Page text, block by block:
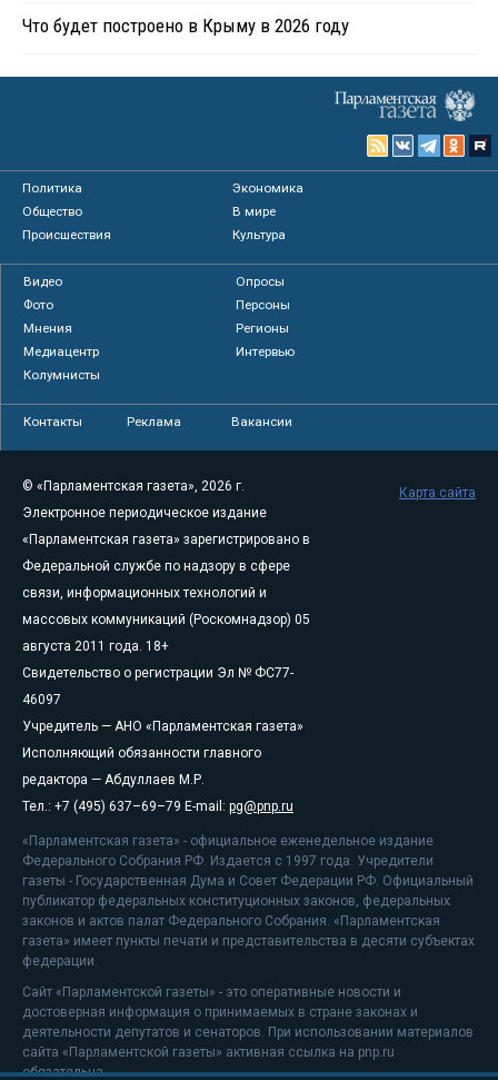
Что будет построено в Крыму в 2026 году
Политика
Экономика
Общество
В мире
Происшествия
Культура
Видео
Опросы
Фото
Персоны
Мнения
Регионы
Медиацентр
Интервью
Колумнисты
Контакты Реклама Вакансии
© «Парламентская газета», 2026 г.
Электронное периодическое издание
«Парламентская газета» зарегистрировано в
Федеральной службе по надзору в сфере
связи, информационных технологий и
массовых коммуникаций (Роскомнадзор) 05
августа 2011 года. 18+
Свидетельство о регистрации Эл № ФС77-
46097
Учредитель — АНО «Парламентская газета»
Исполняющий обязанности главного
редактора — Абдуллаев М.Р.
Тел.: +7 (495) 637–69–79 E-mail: pg@pnp.ru
«Парламентская газета» - официальное еженедельное издание
Федерального Собрания РФ. Издается с 1997 года. Учредители
газеты - Государственная Дума и Совет Федерации РФ. Официальный
публикатор федеральных конституционных законов, федеральных
законов и актов палат Федерального Собрания. «Парламентская
газета» имеет пункты печати и представительства в десяти субъектах
федерации.
Сайт «Парламентской газеты» - это оперативные новости и
достоверная информация о принимаемых в стране законах и
деятельности депутатов и сенаторов. При использовании материалов
сайта «Парламентской газеты» активная ссылка на pnp.ru
обязательна.
Карта сайта